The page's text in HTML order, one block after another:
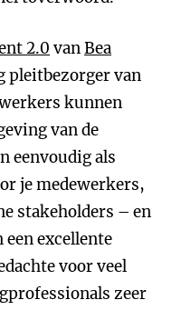
2.0 vanBea
pleitbezorger van
kunnen
van de
eenvoudig als
je medewerkers,
stakeholders – en
een excellente
voor veel
zeer